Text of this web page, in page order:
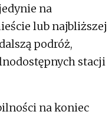
na
lub najbliższej
podróż,
stacji
na koniec